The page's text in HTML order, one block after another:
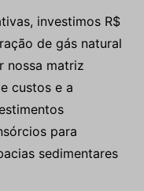
investimos R$
de gás natural
nossa matriz
custos e a
para
sedimentares